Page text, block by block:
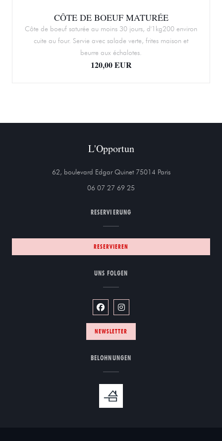
CÔTE DE BOEUF MATURÉE
Côte de boeuf saturée au moins 30 jours, d'1kg200 environ
cuite au four. Servie avec salade verte, frites maison et
beurre aux échalotes.
120,00 EUR
L'Opportun
62, boulevard Edgar Quinet 75014 Paris((öffnet ein neues
06 07 27 69 25
RESERVIERUNG
RESERVIEREN
UNS FOLGEN
Facebook ((öffnet ein neues Fenster))
Instagram ((öffnet ein neues
NEWSLETTER
BELOHNUNGEN